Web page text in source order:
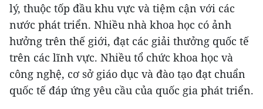
lý, thuộc tốp đầu khu vực và tiệm cận với các
nước phát triển. Nhiều nhà khoa học có ảnh
hưởng trên thế giới, đạt các giải thưởng quốc tế
trên các lĩnh vực. Nhiều tổ chức khoa học và
công nghệ, cơ sở giáo dục và đào tạo đạt chuẩn
quốc tế đáp ứng yêu cầu của quốc gia phát triển.